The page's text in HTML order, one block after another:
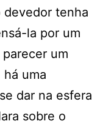
devedor tenha
la por um
um
uma
dar na esfera
sobre o